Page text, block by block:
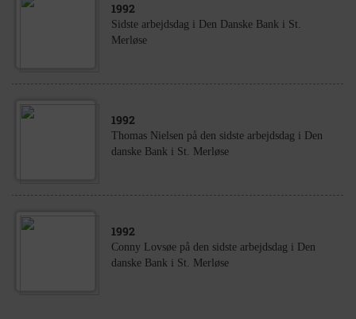
1992
Sidste arbejdsdag i Den Danske Bank i St.
Merløse
1992
Thomas Nielsen på den sidste arbejdsdag i Den
danske Bank i St. Merløse
1992
Conny Lovsøe på den sidste arbejdsdag i Den
danske Bank i St. Merløse